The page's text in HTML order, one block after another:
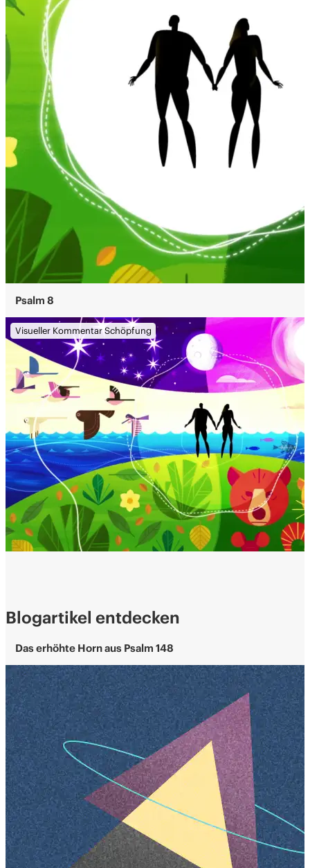
Psalm 8
Visueller Kommentar Schöpfung
Blogartikel entdecken
Das erhöhte Horn aus Psalm 148